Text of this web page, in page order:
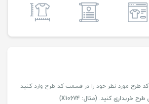
کد طرح مورد نظر خود را در قسمت کد طرح وارد کنید
خریداری کنید. (مثال: X10674)